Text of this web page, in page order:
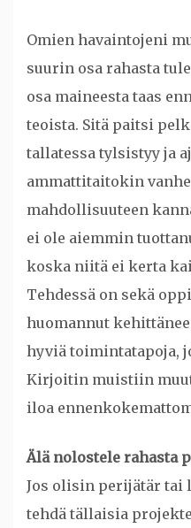
Omien havaintojeni
suurin osa rahasta
osa maineesta taas
teoista. Sitä paitsi
tallatessa tylsistyy ja
ammattitaitokin
mahdollisuuteen
ei ole aiemmin
koska niitä ei kerta
Tehdessä on sekä
huomannut
hyviä toimintatapoja,
Kirjoitin muistiin
iloa
Älä nolostele rahasta
Jos olisin perijätär tai
tehdä tällaisia